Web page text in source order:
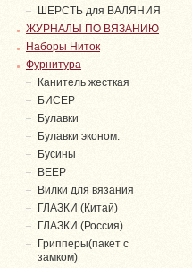
ШЕРСТЬ для ВАЛЯНИЯ
ЖУРНАЛЫ ПО ВЯЗАНИЮ
Наборы Ниток
Фурнитура
Канитель жесткая
БИСЕР
Булавки
Булавки эконом.
Бусины
ВЕЕР
Вилки для вязания
ГЛАЗКИ (Китай)
ГЛАЗКИ (Россия)
Грипперы(пакет с
замком)